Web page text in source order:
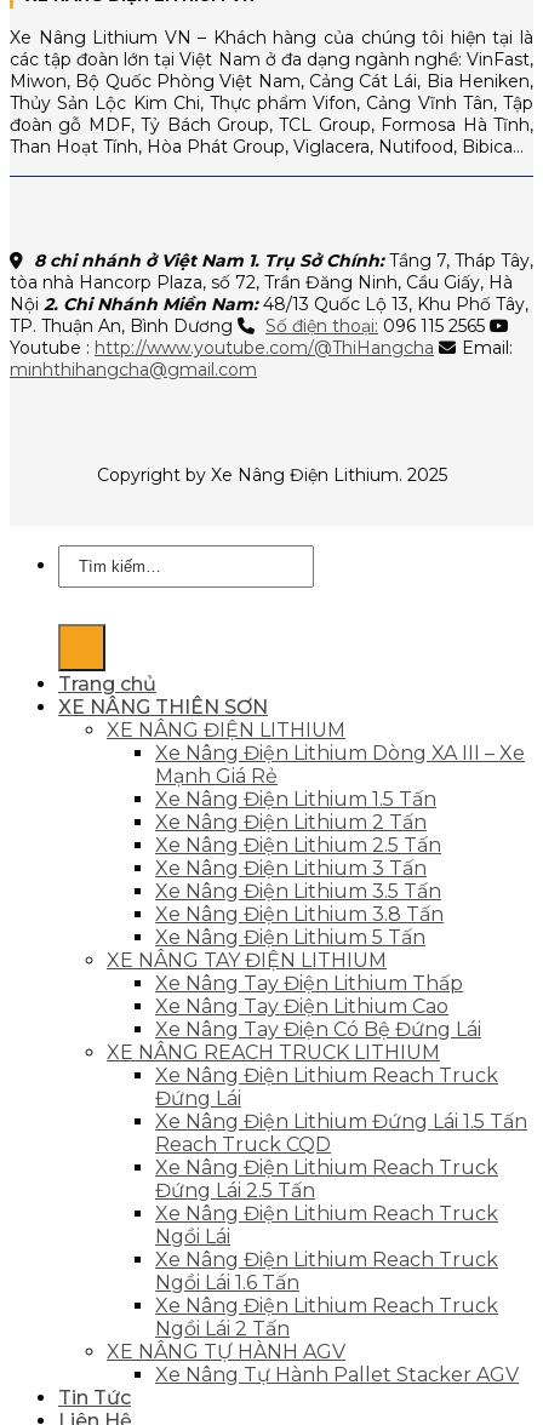
Xe Nâng Lithium VN – Khách hàng của chúng tôi hiện tại là
các tập đoàn lớn tại Việt Nam ở đa dạng ngành nghề: VinFast,
Miwon, Bộ Quốc Phòng Việt Nam, Cảng Cát Lái, Bia Heniken,
Thủy Sản Lộc Kim Chi, Thực phẩm Vifon, Cảng Vĩnh Tân, Tập
đoàn gỗ MDF, Tỷ Bách Group, TCL Group, Formosa Hà Tĩnh,
Than Hoạt Tính, Hòa Phát Group, Viglacera, Nutifood, Bibica…
8 chi nhánh ở Việt Nam 1. Trụ Sở Chính:Tầng 7, Tháp Tây,
tòa nhà Hancorp Plaza, số 72, Trần Đăng Ninh, Cầu Giấy, Hà
Nội 2. Chi Nhánh Miền Nam:48/13 Quốc Lộ 13, Khu Phố Tây,
TP. Thuận An, Bình Dương
Số điện thoại: 096 115 2565
Youtube : http://www.youtube.com/@ThiHangcha
Email:
minhthihangcha@gmail.com
Copyright by Xe Nâng Điện Lithium. 2025
Tìm
kiếm:
Trang chủ
XE NÂNG THIÊN SƠN
XE NÂNG ĐIỆN LITHIUM
Xe Nâng Điện Lithium Dòng XA III – Xe
Mạnh Giá Rẻ
Xe Nâng Điện Lithium 1.5 Tấn
Xe Nâng Điện Lithium 2 Tấn
Xe Nâng Điện Lithium 2.5 Tấn
Xe Nâng Điện Lithium 3 Tấn
Xe Nâng Điện Lithium 3.5 Tấn
Xe Nâng Điện Lithium 3.8 Tấn
Xe Nâng Điện Lithium 5 Tấn
XE NÂNG TAY ĐIỆN LITHIUM
Xe Nâng Tay Điện Lithium Thấp
Xe Nâng Tay Điện Lithium Cao
Xe Nâng Tay Điện Có Bệ Đứng Lái
XE NÂNG REACH TRUCK LITHIUM
Xe Nâng Điện Lithium Reach Truck
Đứng Lái
Xe Nâng Điện Lithium Đứng Lái 1.5 Tấn
Reach Truck CQD
Xe Nâng Điện Lithium Reach Truck
Đứng Lái 2.5 Tấn
Xe Nâng Điện Lithium Reach Truck
Ngồi Lái
Xe Nâng Điện Lithium Reach Truck
Ngồi Lái 1.6 Tấn
Xe Nâng Điện Lithium Reach Truck
Ngồi Lái 2 Tấn
XE NÂNG TỰ HÀNH AGV
Xe Nâng Tự Hành Pallet Stacker AGV
Tin Tức